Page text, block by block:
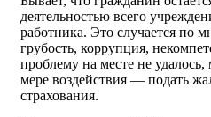
деятельностью всего
работника. Это случается по
грубость, коррупция,
проблему на месте не
мере воздействия — подать
страхования.